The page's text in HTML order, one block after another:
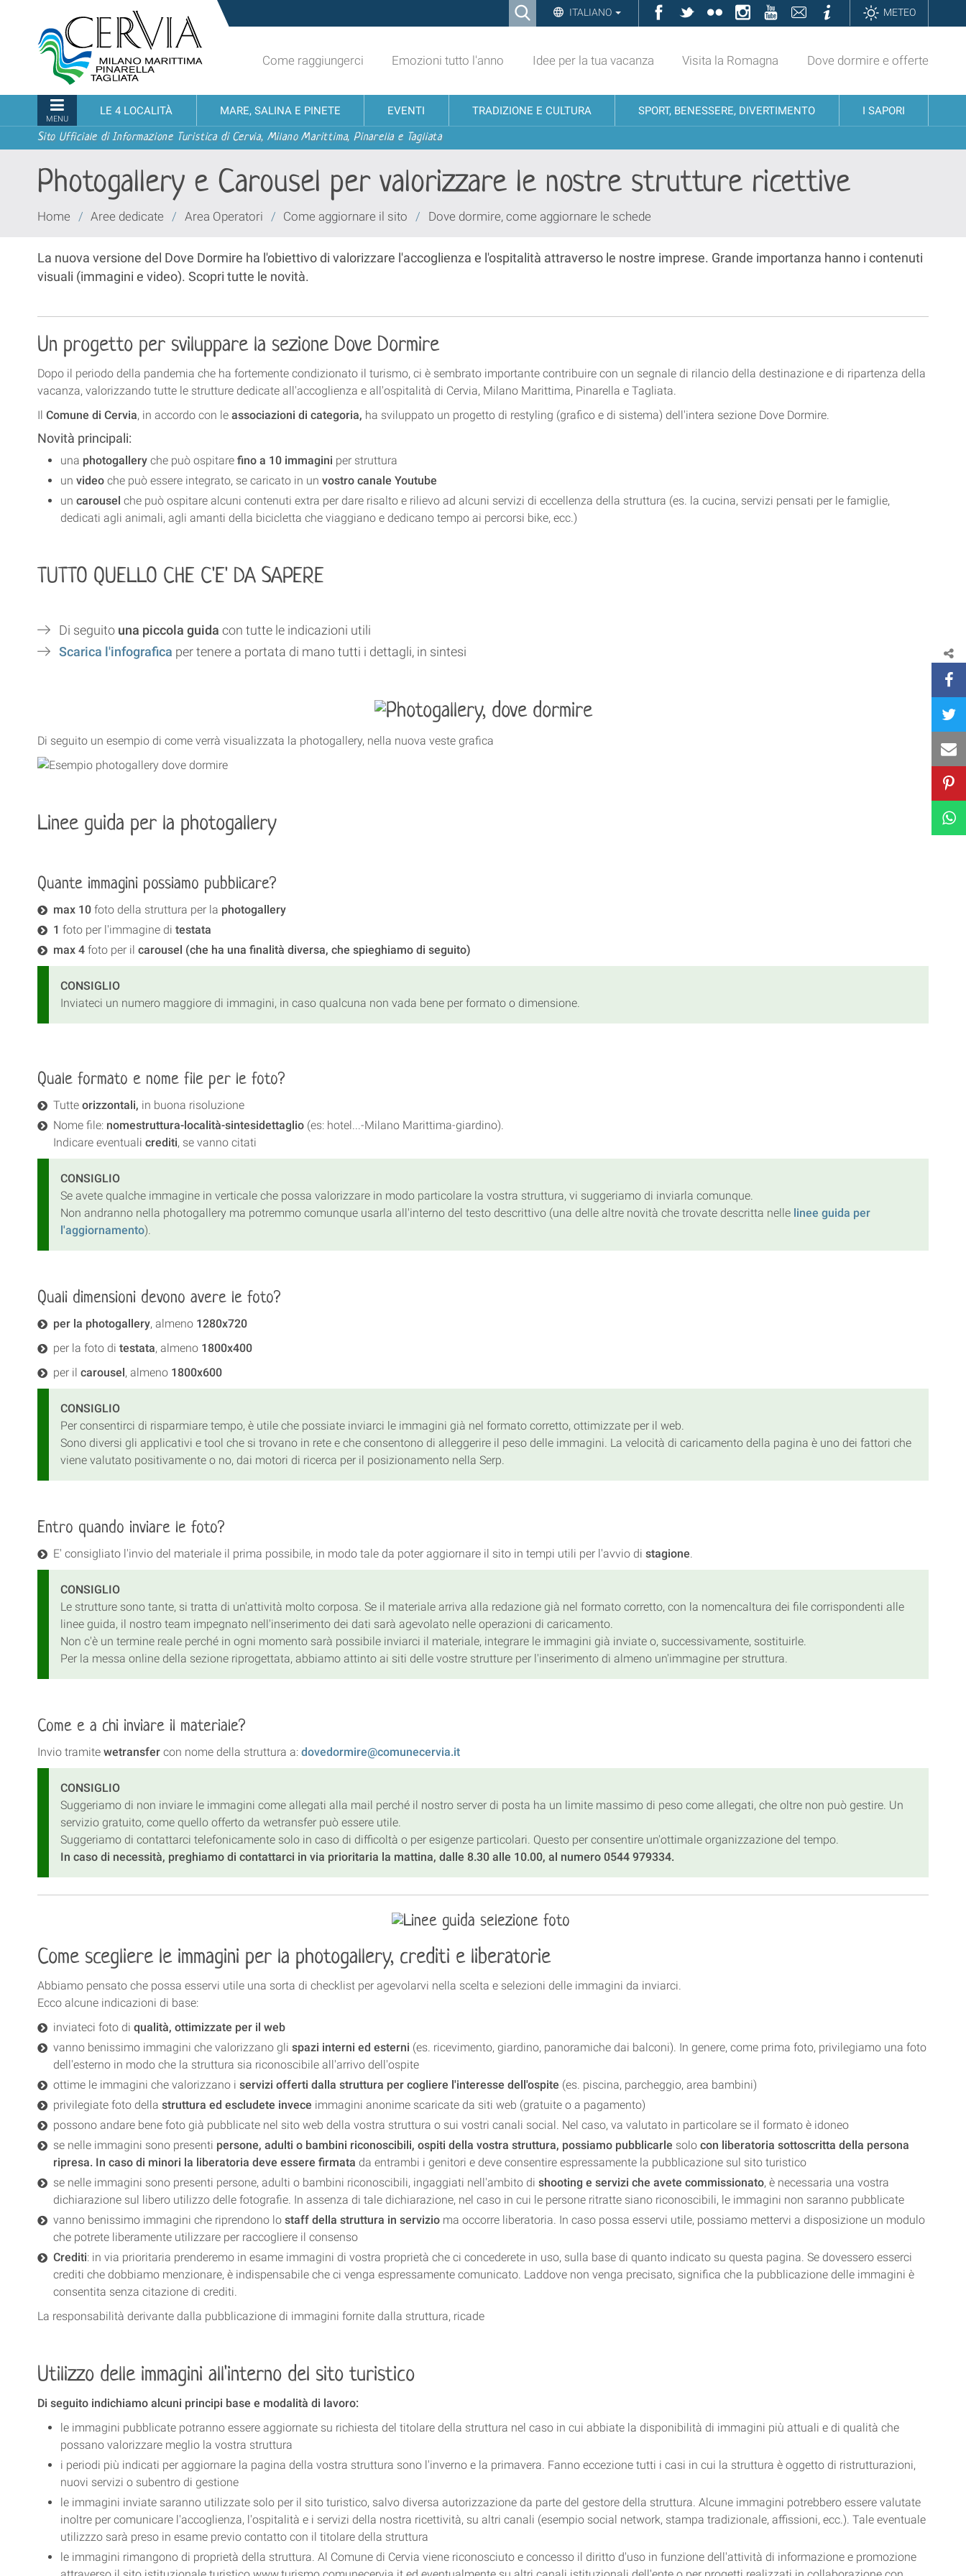
contenuti.
alla
navigazione
Ricerca ITALIANO Facebook
TwitterFlickrInstagramYouTubeContattiInformazioniMETEO
turistico
ufficiale
Cervia,
Milano
Marittima,
Pinarella,
Tagliata
Come raggiungerci Emozioni tutto l'anno Idee per la tua vacanza Visita la Romagna Dove dormire e offerte
MENU
LE 4 LOCALITÀ MARE, SALINA E PINETE EVENTI TRADIZIONE E CULTURA SPORT, BENESSERE, DIVERTIMENTO I SAPORI
Sito Ufficiale di Informazione Turistica di Cervia, Milano Marittima, Pinarella e Tagliata
Photogallery e Carousel per valorizzare le nostre strutture ricettive
Tu
Home / Aree dedicate / Area Operatori / Come aggiornare il sito / Dove dormire, come aggiornare le schede
La nuova versione del Dove Dormire ha l'obiettivo di valorizzare l'accoglienza e l'ospitalità attraverso le nostre imprese. Grande importanza hanno i contenuti
visuali (immagini e video). Scopri tutte le novità.
Un progetto per sviluppare la sezione Dove Dormire
Dopo il periodo della pandemia che ha fortemente condizionato il turismo, ci è sembrato importante contribuire con un segnale di rilancio della destinazione e di ripartenza della
vacanza, valorizzando tutte le strutture dedicate all'accoglienza e all'ospitalità di Cervia, Milano Marittima, Pinarella e Tagliata.
Il Comune di Cervia, in accordo con le associazioni di categoria, ha sviluppato un progetto di restyling (grafico e di sistema) dell'intera sezione Dove Dormire.
Novità principali:
una photogallery che può ospitare fino a 10 immagini per struttura
un video che può essere integrato, se caricato in un vostro canale Youtube
un carousel che può ospitare alcuni contenuti extra per dare risalto e rilievo ad alcuni servizi di eccellenza della struttura (es. la cucina, servizi pensati per le famiglie,
dedicati agli animali, agli amanti della bicicletta che viaggiano e dedicano tempo ai percorsi bike, ecc.)
TUTTO QUELLO CHE C'E' DA SAPERE
Di seguito una piccola guida con tutte le indicazioni utili
Scarica l'infografica per tenere a portata di mano tutti i dettagli, in sintesi
Di seguito un esempio di come verrà visualizzata la photogallery, nella nuova veste grafica
Linee guida per la photogallery
Quante immagini possiamo pubblicare?
max 10 foto della struttura per la photogallery
1foto per l'immagine ditestata
max4 foto per ilcarousel (che ha una finalità diversa, che spieghiamo di seguito)
CONSIGLIO
Inviateci un numero maggiore di immagini, in caso qualcuna non vada bene per formato o dimensione.
Quale formato e nome file per le foto?
Tutteorizzontali, in buona risoluzione
Nome file: nomestruttura-località-sintesidettaglio (es: hotel...-Milano Marittima-giardino).
Indicare eventualicrediti, se vanno citati
CONSIGLIO
Se avete qualche immagine in verticale che possa valorizzare in modo particolare la vostra struttura, vi suggeriamo di inviarla comunque.
Non andranno nella photogallery ma potremmo comunque usarla all'interno del testo descrittivo (una delle altre novità che trovate descritta nelle linee guida per
l'aggiornamento).
Quali dimensioni devono avere le foto?
per la photogallery, almeno 1280x720
per la foto ditestata, almeno 1800x400
per ilcarousel , almeno 1800x600
CONSIGLIO
Per consentirci di risparmiare tempo, è utile che possiate inviarci le immagini già nel formato corretto, ottimizzate per il web.
Sono diversi gli applicativi e tool che si trovano in rete e che consentono di alleggerire il peso delle immagini. La velocità di caricamento della pagina è uno dei fattori che
viene valutato positivamente o no, dai motori di ricerca per il posizionamento nella Serp.
Entro quando inviare le foto?
E' consigliato l'invio del materiale il prima possibile, in modo tale da poter aggiornare il sito in tempi utili per l'avvio distagione.
CONSIGLIO
Le strutture sono tante, si tratta di un'attività molto corposa. Se il materiale arriva alla redazione già nel formato corretto, con la nomencaltura dei file corrispondenti alle
linee guida, il nostro team impegnato nell'inserimento dei dati sarà agevolato nelle operazioni di caricamento.
Non c'è un termine reale perché in ogni momento sarà possibile inviarci il materiale, integrare le immagini già inviate o, successivamente, sostituirle.
Per la messa online della sezione riprogettata, abbiamo attinto ai siti delle vostre strutture per l'inserimento di almeno un'immagine per struttura.
Come e a chi inviare il materiale?
Invio tramite wetransfer con nome della struttura a: dovedormire@comunecervia.it
CONSIGLIO
Suggeriamo di non inviare le immagini come allegati alla mail perché il nostro server di posta ha un limite massimo di peso come allegati, che oltre non può gestire. Un
servizio gratuito, come quello offerto da wetransfer può essere utile.
Suggeriamo di contattarci telefonicamente solo in caso di difficoltà o per esigenze particolari. Questo per consentire un'ottimale organizzazione del tempo.
In caso di necessità, preghiamo di contattarci in via prioritaria la mattina, dalle 8.30 alle 10.00, al numero 0544 979334.
Come scegliere le immagini per la photogallery, crediti e liberatorie
Abbiamo pensato che possa esservi utile una sorta di checklist per agevolarvi nella scelta e selezioni delle immagini da inviarci.
Ecco alcune indicazioni di base:
inviateci foto diqualità, ottimizzate per il web
vanno benissimo immagini che valorizzano glispazi interni ed esterni (es. ricevimento, giardino, panoramiche dai balconi). In genere, come prima foto, privilegiamo una foto
dell'esterno in modo che la struttura sia riconoscibile all'arrivo dell'ospite
ottime le immagini chevalorizzano iservizi offerti dalla struttura per cogliere l'interesse dell'ospite (es. piscina, parcheggio, area bambini)
privilegiate foto dellastruttura ed escludete invece immagini anonime scaricate da siti web (gratuite o a pagamento)
possono andare bene foto già pubblicate nel sito web della vostra struttura o sui vostri canali social. Nel caso, va valutato in particolare se il formato è idoneo
se nelle immagini sono presenti persone, adulti o bambini riconoscibili, ospiti della vostra struttura, possiamo pubblicarle solo con liberatoria sottoscritta della persona
ripresa. In caso di minori la liberatoria deve essere firmata da entrambi i genitori e deve consentire espressamente la pubblicazione sul sito turistico
se nelle immagini sono presenti persone, adulti o bambini riconoscibili, ingaggiati nell'ambito di shooting e servizi che avete commissionato, è necessaria una vostra
dichiarazione sul libero utilizzo delle fotografie. In assenza di tale dichiarazione, nel caso in cui le persone ritratte siano riconoscibili, le immagini non saranno pubblicate
vanno benissimo immagini che riprendono lostaff della struttura in servizio ma occorre liberatoria. In caso possa esservi utile, possiamo mettervi a disposizione un modulo
che potrete liberamente utilizzare per raccogliere il consenso
Crediti: in via prioritaria prenderemo in esame immagini di vostra proprietà che ci concederete in uso, sulla base di quanto indicato su questa pagina. Se dovessero esserci
crediti che dobbiamo menzionare, è indispensabile che ci venga espressamente comunicato. Laddove non venga precisato, significa che la pubblicazione delle immagini è
consentita senza citazione di crediti.
La responsabilità derivante dalla pubblicazione di immagini fornite dalla struttura, ricade
Utilizzo delle immagini all'interno del sito turistico
Di seguito indichiamo alcuni principi base e modalità di lavoro:
le immagini pubblicate potranno essere aggiornate su richiesta del titolare della struttura nel caso in cui abbiate la disponibilità di immagini più attuali e di qualità che
possano valorizzare meglio la vostra struttura
i periodi più indicati per aggiornare la pagina della vostra struttura sono l'inverno e la primavera. Fanno eccezione tutti i casi in cui la struttura è oggetto di ristrutturazioni,
nuovi servizi o subentro di gestione
le immagini inviate saranno utilizzate solo per il sito turistico, salvo diversa autorizzazione da parte del gestore della struttura. Alcune immagini potrebbero essere valutate
inoltre per comunicare l'accoglienza, l'ospitalità e i servizi della nostra ricettività, su altri canali (esempio social network, stampa tradizionale, affissioni, ecc.). Tale eventuale
utilizzzo sarà preso in esame previo contatto con il titolare della struttura
le immagini rimangono di proprietà della struttura. Al Comune di Cervia viene riconosciuto e concesso il diritto d'uso in funzione dell'attività di informazione e promozione